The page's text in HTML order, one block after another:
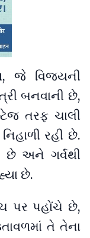
જે વિજયની
બનવાની છે,
તરફ ચાલી
રહી છે.
છે અને ગર્વથી
છે.
પર પહોંચે છે,
તે તેના